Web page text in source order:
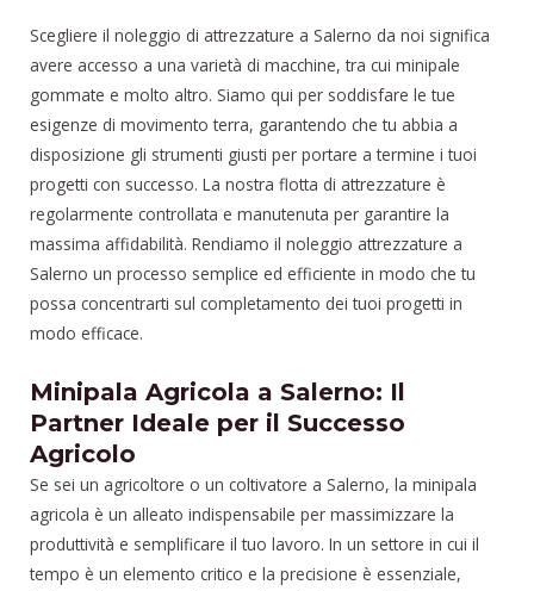
Scegliere il noleggio di attrezzature a Salerno da noi significa
avere accesso a una varietà di macchine, tra cui minipale
gommate e molto altro. Siamo qui per soddisfare le tue
esigenze di movimento terra, garantendo che tu abbia a
disposizione gli strumenti giusti per portare a termine i tuoi
progetti con successo. La nostra flotta di attrezzature è
regolarmente controllata e manutenuta per garantire la
massima affidabilità. Rendiamo il noleggio attrezzature a
Salerno un processo semplice ed efficiente in modo che tu
possa concentrarti sul completamento dei tuoi progetti in
modo efficace.
Minipala Agricola a Salerno: Il
Partner Ideale per il Successo
Agricolo
Se sei un agricoltore o un coltivatore a Salerno, la minipala
agricola è un alleato indispensabile per massimizzare la
produttività e semplificare il tuo lavoro. In un settore in cui il
tempo è un elemento critico e la precisione è essenziale,